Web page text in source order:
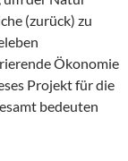
(zurück) zu
Ökonomie
Projekt für die
bedeuten